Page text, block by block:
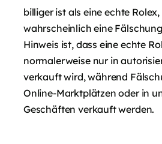
billiger ist als eine echte Rolex,
wahrscheinlich eine
Hinweis ist, dass eine echte
normalerweise nur in
verkauft wird, während
Online-Marktplätzen oder in
Geschäften verkauft werden.